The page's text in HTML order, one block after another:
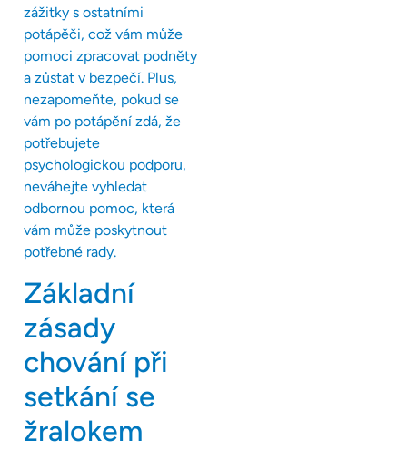
zážitky s ostatními
potápěči, což vám může
pomoci zpracovat podněty
a zůstat v bezpečí. Plus,
nezapomeňte, pokud se
vám po potápění zdá, že
potřebujete
psychologickou podporu,
neváhejte vyhledat
odbornou pomoc, která
vám může poskytnout
potřebné rady.
Základní
zásady
chování při
setkání se
žralokem